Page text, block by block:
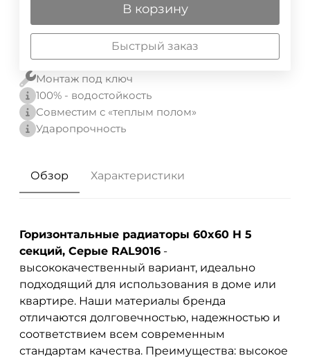
В корзину
Быстрый заказ
Монтаж под ключ
100% - водостойкость
Совместим с «теплым полом»
Ударопрочность
Обзор Характеристики
Горизонтальные радиаторы 60x60 H 5
секций, Серые RAL9016 -
высококачественный вариант, идеально
подходящий для использования в доме или
квартире. Наши материалы бренда
отличаются долговечностью, надежностью и
соответствием всем современным
стандартам качества. Преимущества: высокое